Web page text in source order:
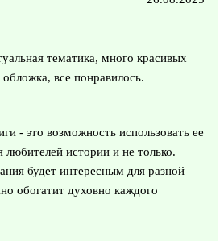
тематика, много красивых
все понравилось.
- это возможность использовать ее
любителей истории и не только.
будет интересным для разной
обогатит духовно каждого